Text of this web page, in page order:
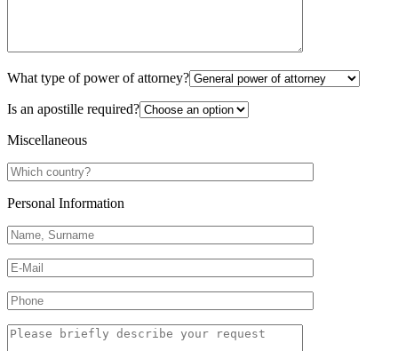
What type of power of attorney?
Is an apostille required?
Miscellaneous
Personal Information